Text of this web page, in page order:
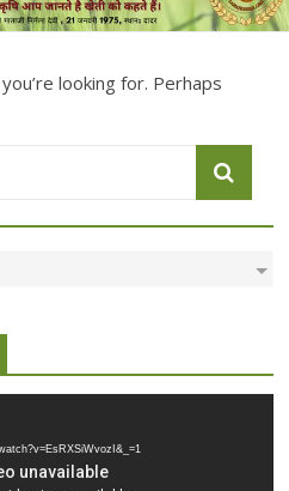
looking for. Perhaps